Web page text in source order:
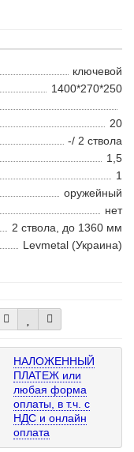
ключевой
1400*270*250
20
-/ 2 ствола
1,5
1
оружейный
нет
2 ствола, до 1360 мм
Levmetal (Украина)
НАЛОЖЕННЫЙ
ПЛАТЕЖ или
любая форма
оплаты, в т.ч. с
НДС и онлайн
оплата